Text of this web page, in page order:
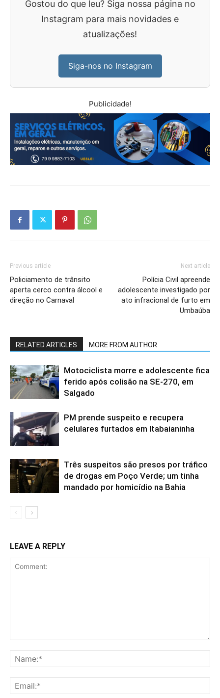
Gostou do que leu? Siga nossa página no
Instagram para mais novidades e
atualizações!
Siga-nos no Instagram
Publicidade!
Previous article
Policiamento de trânsito
aperta cerco contra álcool e
direção no Carnaval
Next article
Polícia Civil apreende
adolescente investigado por
ato infracional de furto em
Umbaúba
RELATED ARTICLES MORE FROM AUTHOR
Motociclista morre e adolescente fica
ferido após colisão na SE-270, em
Salgado
PM prende suspeito e recupera
celulares furtados em Itabaianinha
Três suspeitos são presos por tráfico
de drogas em Poço Verde; um tinha
mandado por homicídio na Bahia
LEAVE A REPLY